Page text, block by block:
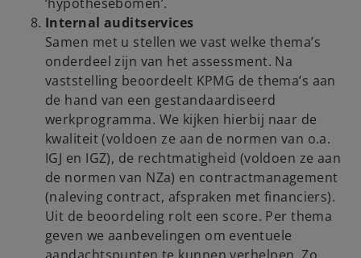
‘hypothesebomen’.
Internal auditservices
Samen met u stellen we vast welke thema’s
onderdeel zijn van het assessment. Na
vaststelling beoordeelt KPMG de thema’s aan
de hand van een gestandaardiseerd
werkprogramma. We kijken hierbij naar de
kwaliteit (voldoen ze aan de normen van o.a.
IGJ en IGZ), de rechtmatigheid (voldoen ze aan
de normen van NZa) en contractmanagement
(naleving contract, afspraken met financiers).
Uit de beoordeling rolt een score. Per thema
geven we aanbevelingen om eventuele